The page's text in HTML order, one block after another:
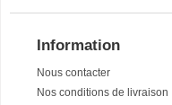
Information
Nous contacter
Nos conditions de livraison